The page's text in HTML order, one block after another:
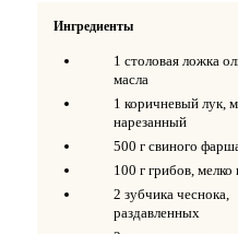
Ингредиенты
1 столовая ложка
масла
1 коричневый лук,
нарезанный
500 г свиного
100 г грибов,
2 зубчика чеснока,
раздавленных